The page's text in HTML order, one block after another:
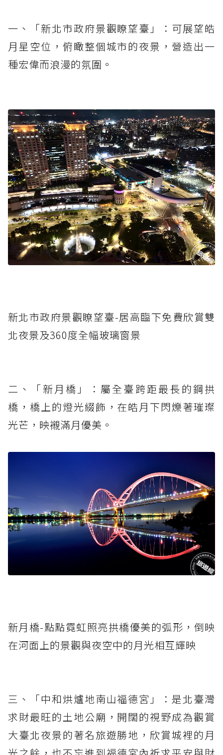
一、「新北市政府景觀瞭望臺」：可展望皓
月星空位，俯瞰整個城市的夜景，營造出一
種宏偉而浪漫的氛圍。
新北市政府景觀瞭望臺-居高臨下免費欣賞雙
北夜景及360度全幅玻璃窗景
二、「新月橋」：屬全臺跨距最長的鋼拱
橋，橋上的燈光綴飾，在皓月下閃爍著璀璨
光芒，映襯滿月優美。
新月橋-點點霓虹照亮拱橋優美的弧形，倒映
在河面上的景觀與夜空中的月光相互輝映
三、「中和烘爐地南山福德宮」：是北臺灣
求財最旺的土地公廟，開闊的視野成為觀賞
大臺北夜景的著名旅遊勝地，欣賞城裡的月